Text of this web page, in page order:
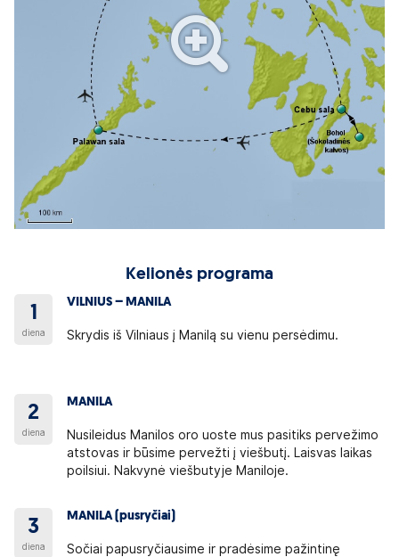
Kelionės programa
1
diena
VILNIUS – MANILA
Skrydis iš Vilniaus į Manilą su vienu persėdimu.
2
diena
MANILA
Nusileidus Manilos oro uoste mus pasitiks pervežimo
atstovas ir būsime pervežti į viešbutį. Laisvas laikas
poilsiui. Nakvynė viešbutyje Maniloje.
3
diena
MANILA (pusryčiai)
Sočiai papusryčiausime ir pradėsime pažintinę